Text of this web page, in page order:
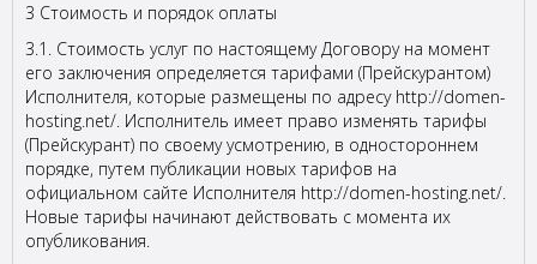
3 Стоимость и порядок оплаты
3.1. Стоимость услуг по настоящему Договору на момент
его заключения определяется тарифами (Прейскурантом)
Исполнителя, которые размещены по адресу http://domen-
hosting.net/. Исполнитель имеет право изменять тарифы
(Прейскурант) по своему усмотрению, в одностороннем
порядке, путем публикации новых тарифов на
официальном сайте Исполнителя http://domen-hosting.net/.
Новые тарифы начинают действовать с момента их
опубликования.